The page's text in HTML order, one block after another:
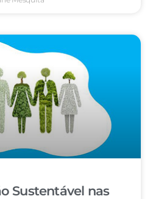
Sustentável nas